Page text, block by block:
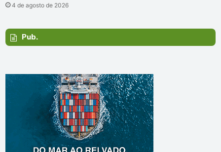
4 de agosto de 2026
Pub.